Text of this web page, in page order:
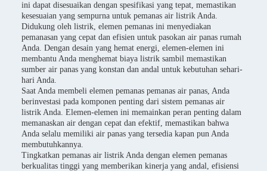
ini dapat disesuaikan dengan spesifikasi yang tepat, memastikan
kesesuaian yang sempurna untuk pemanas air listrik Anda.
Didukung oleh listrik, elemen pemanas ini menyediakan
pemanasan yang cepat dan efisien untuk pasokan air panas rumah
Anda. Dengan desain yang hemat energi, elemen-elemen ini
membantu Anda menghemat biaya listrik sambil memastikan
sumber air panas yang konstan dan andal untuk kebutuhan sehari-
hari Anda.
Saat Anda membeli elemen pemanas pemanas air panas, Anda
berinvestasi pada komponen penting dari sistem pemanas air
listrik Anda. Elemen-elemen ini memainkan peran penting dalam
memanaskan air dengan cepat dan efektif, memastikan bahwa
Anda selalu memiliki air panas yang tersedia kapan pun Anda
membutuhkannya.
Tingkatkan pemanas air listrik Anda dengan elemen pemanas
berkualitas tinggi yang memberikan kinerja yang andal, efisiensi